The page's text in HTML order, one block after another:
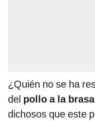
¿Quién no se ha
del pollo a la brasa
dichosos que este